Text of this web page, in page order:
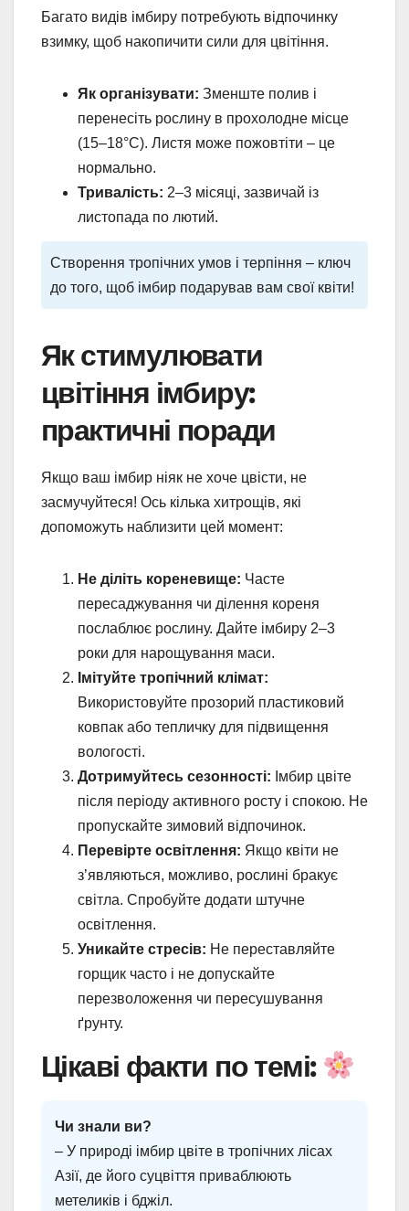
Багато видів імбиру потребують відпочинку
взимку, щоб накопичити сили для цвітіння.
Як організувати: Зменште полив і
перенесіть рослину в прохолодне місце
(15–18°C). Листя може пожовтіти – це
нормально.
Тривалість: 2–3 місяці, зазвичай із
листопада по лютий.
Створення тропічних умов і терпіння – ключ
до того, щоб імбир подарував вам свої квіти!
Як стимулювати
цвітіння імбиру:
практичні поради
Якщо ваш імбир ніяк не хоче цвісти, не
засмучуйтеся! Ось кілька хитрощів, які
допоможуть наблизити цей момент:
Не діліть кореневище: Часте
пересаджування чи ділення кореня
послаблює рослину. Дайте імбиру 2–3
роки для нарощування маси.
Імітуйте тропічний клімат:
Використовуйте прозорий пластиковий
ковпак або тепличку для підвищення
вологості.
Дотримуйтесь сезонності: Імбир цвіте
після періоду активного росту і спокою. Не
пропускайте зимовий відпочинок.
Перевірте освітлення: Якщо квіти не
з’являються, можливо, рослині бракує
світла. Спробуйте додати штучне
освітлення.
Уникайте стресів: Не переставляйте
горщик часто і не допускайте
перезволоження чи пересушування
ґрунту.
Цікаві факти по темі:
Чи знали ви?
– У природі імбир цвіте в тропічних лісах
Азії, де його суцвіття приваблюють
метеликів і бджіл.